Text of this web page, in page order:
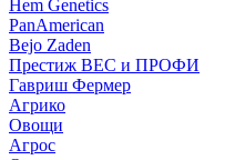
Hem Genetics
PanAmerican
Bejo Zaden
Престиж ВЕС и ПРОФИ
Гавриш Фермер
Агрико
Овощи
Агрос